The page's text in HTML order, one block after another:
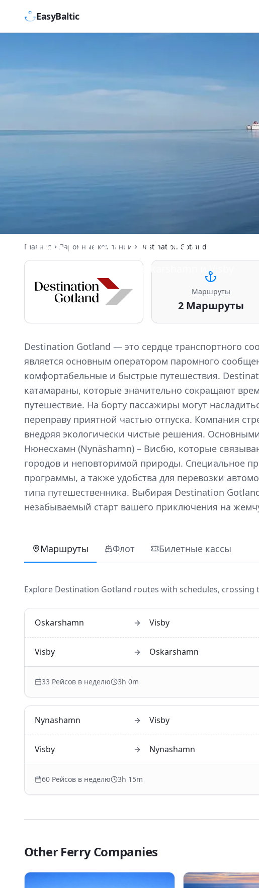
EasyBaltic
Destination Gotland
Паромы в Nynashamn, Oskarshamn и Visby
Главная Паромные компании Destination Gotland
Маршруты
2 Маршруты
Destination Gotland — это сердце транспортного
является основным оператором паромного
комфортабельные и быстрые путешествия.
катамараны, которые значительно сокращают
путешествие. На борту пассажиры могут
переправу приятной частью отпуска. Компания
внедряя экологически чистые решения.
Нюнесхамн (Nynäshamn) – Висбю, которые
городов и неповторимой природы. Специальное
программы, а также удобства для перевозки
типа путешественника. Выбирая Destination
незабываемый старт вашего приключения на
Маршруты Флот Билетные кассы
Explore Destination Gotland routes with schedules, crossing
Oskarshamn Visby
Visby Oskarshamn
33 Рейсов в неделю 3h 0m
Nynashamn Visby
Visby Nynashamn
60 Рейсов в неделю 3h 15m
Other Ferry Companies